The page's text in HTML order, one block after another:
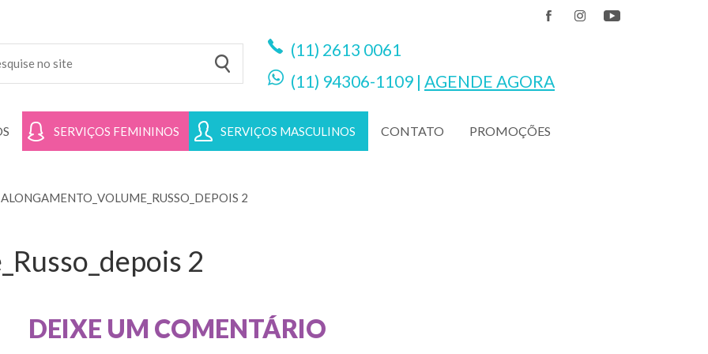
(11) 2613 0061
(11) 94306-1109 | AGENDE AGORA
SERVIÇOS FEMININOS SERVIÇOS MASCULINOS CONTATO PROMOÇÕES
ALONGAMENTO_VOLUME_RUSSO_DEPOIS 2
2
DEIXE UM COMENTÁRIO